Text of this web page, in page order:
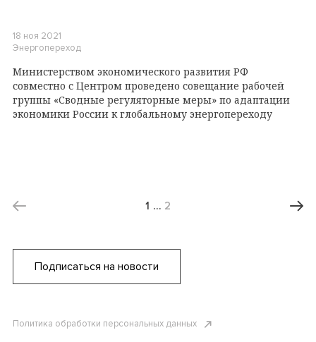
18 ноя 2021
Энергопереход
Министерством экономического развития РФ
совместно с Центром проведено совещание рабочей
группы «Сводные регуляторные меры» по адаптации
экономики России к глобальному энергопереходу
1 … 2
Подписаться на новости
Политика обработки персональных данных